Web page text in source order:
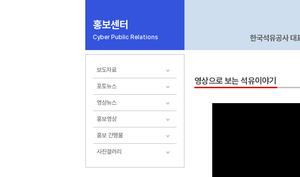
홍보센터
Cyber Public Relations
보도자료
포토뉴스
영상뉴스
홍보영상
홍보 간행물
사진갤러리
영상으로 보는 석유이야기